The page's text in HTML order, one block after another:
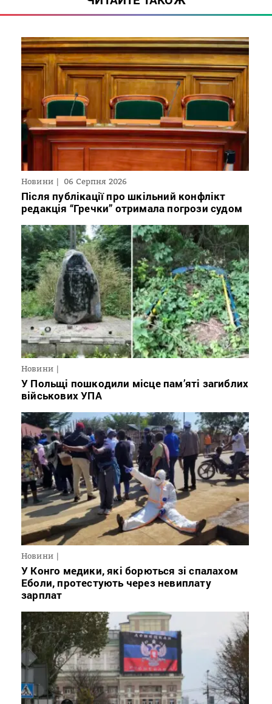
Новини 06 Серпня 2026
Після публікації про шкільний конфлікт
редакція “Гречки” отримала погрози судом
Новини
У Польщі пошкодили місце пам’яті загиблих
військових УПА
Новини
У Конго медики, які борються зі спалахом
Еболи, протестують через невиплату
зарплат